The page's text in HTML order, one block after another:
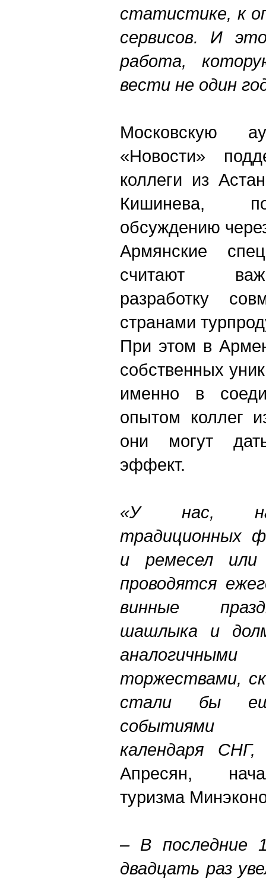
статистике, к
сервисов. И
работа,
вести не один
Московскую
«Новости»
коллеги из
Кишинева,
обсуждению
Армянские
считают
разработку
странами
При этом в
собственных
именно в
опытом коллег
они могут
эффект.
«У нас,
традиционных
и ремесел или
проводятся
винные
шашлыка и
аналогичными
торжествами,
стали бы
событиями
календаря
Апресян,
туризма
– В последние
двадцать раз